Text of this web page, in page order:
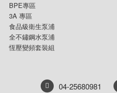
BPE專區
3A 專區
食品級衛生泵浦
全不鏽鋼水泵浦
恆壓變頻套裝組
04-25680981